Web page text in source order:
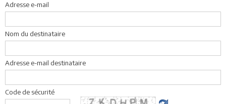
Adresse e-mail
Nom du destinataire
Adresse e-mail destinataire
Code de sécurité